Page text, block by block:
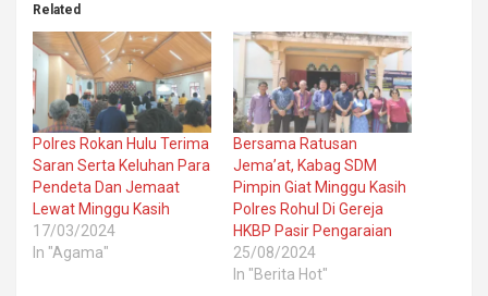
Related
Polres Rokan Hulu Terima
Saran Serta Keluhan Para
Pendeta Dan Jemaat
Lewat Minggu Kasih
17/03/2024
In "Agama"
Bersama Ratusan
Jema’at, Kabag SDM
Pimpin Giat Minggu Kasih
Polres Rohul Di Gereja
HKBP Pasir Pengaraian
25/08/2024
In "Berita Hot"